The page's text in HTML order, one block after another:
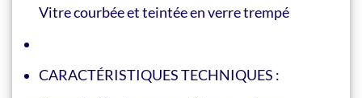
Vitre courbée et teintée en verre trempé
CARACTÉRISTIQUES TECHNIQUES :